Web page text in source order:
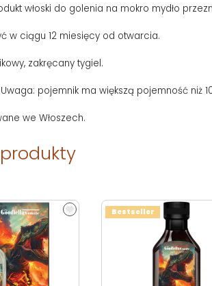
włoski do golenia na mokro mydło
w ciągu 12 miesięcy od otwarcia.
zakręcany tygiel.
pojemnik ma większą pojemność niż
we Włoszech.
Bestseller